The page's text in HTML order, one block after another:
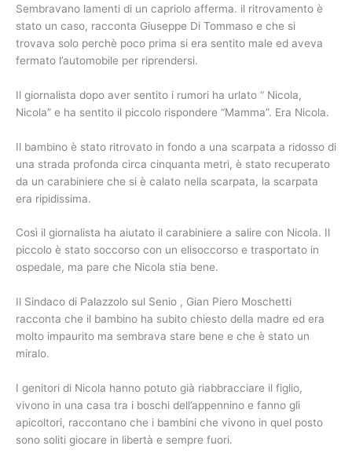
Sembravano lamenti di un capriolo afferma. il ritrovamento è
stato un caso, racconta Giuseppe Di Tommaso e che si
trovava solo perchè poco prima si era sentito male ed aveva
fermato l’automobile per riprendersi.
Il giornalista dopo aver sentito i rumori ha urlato “ Nicola,
Nicola” e ha sentito il piccolo rispondere “Mamma”. Era Nicola.
Il bambino è stato ritrovato in fondo a una scarpata a ridosso di
una strada profonda circa cinquanta metri, è stato recuperato
da un carabiniere che si è calato nella scarpata, la scarpata
era ripidissima.
Così il giornalista ha aiutato il carabiniere a salire con Nicola. Il
piccolo è stato soccorso con un elisoccorso e trasportato in
ospedale, ma pare che Nicola stia bene.
Il Sindaco di Palazzolo sul Senio , Gian Piero Moschetti
racconta che il bambino ha subito chiesto della madre ed era
molto impaurito ma sembrava stare bene e che è stato un
miralo.
I genitori di Nicola hanno potuto già riabbracciare il figlio,
vivono in una casa tra i boschi dell’appennino e fanno gli
apicoltori, raccontano che i bambini che vivono in quel posto
sono soliti giocare in libertà e sempre fuori.